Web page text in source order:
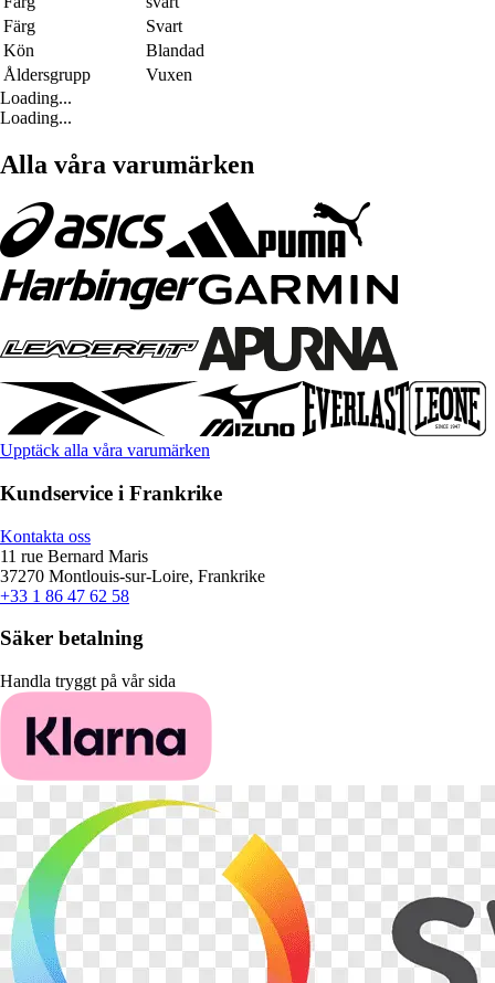
Färg
Svart
Kön
Blandad
Åldersgrupp
Vuxen
Loading...
Loading...
Alla våra varumärken
Upptäck alla våra varumärken
Kundservice i Frankrike
Kontakta oss
11 rue Bernard Maris
37270 Montlouis-sur-Loire, Frankrike
+33 1 86 47 62 58
Säker betalning
Handla tryggt på vår sida